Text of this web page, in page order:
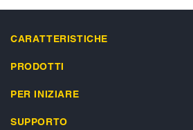
CARATTERISTICHE
PRODOTTI
PER INIZIARE
SUPPORTO